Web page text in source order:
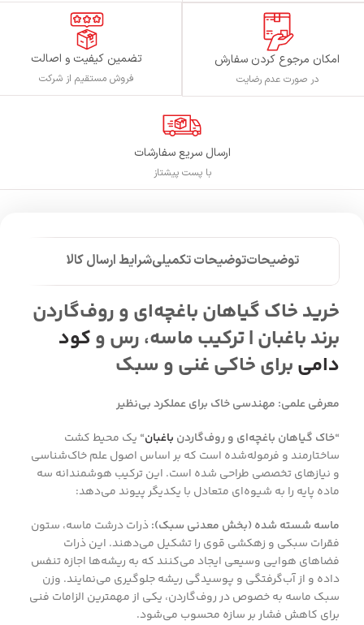
امکان مرجوع کردن سفارش
در صورت عدم رضایت
تضمین کیفیت و اصالت
فروش مستقیم از شرکت
ارسال سریع سفارشات
با پست پیشتاز
توضیحاتتوضیحات تکمیلیشرایط ارسال کالا
خرید خاک گیاهان باغچه‌ای و روف‌گاردن
برند باغبان | ترکیب ماسه، رس وکود
دامیبرای خاکی غنی و سبک
معرفی علمی: مهندسی خاک برای عملکرد بی‌نظیر
“خاک گیاهان باغچه‌ای و روف‌گاردن باغبان“ یک محیط کشت
ساختارمند و فرموله‌شده است که بر اساس اصول علم خاک‌شناسی
و نیازهای تخصصی طراحی شده است. این ترکیب هوشمندانه سه
ماده پایه را به شیوه‌ای متعادل با یکدیگر پیوند می‌دهد:
ماسه شسته شده (بخش معدنی سبک):ذرات درشت ماسه، ستون
فقرات سبکی و زهکشی قوی را تشکیل می‌دهند. این ذرات
فضاهای هوایی وسیعی ایجاد می‌کنند که به ریشه‌ها اجازه تنفس
داده و از آب‌گرفتگی و پوسیدگی ریشه جلوگیری می‌نمایند. وزن
سبک ماسه به خصوص در روف‌گاردن، یکی از مهمترین الزامات فنی
برای کاهش فشار بر سازه محسوب می‌شود.